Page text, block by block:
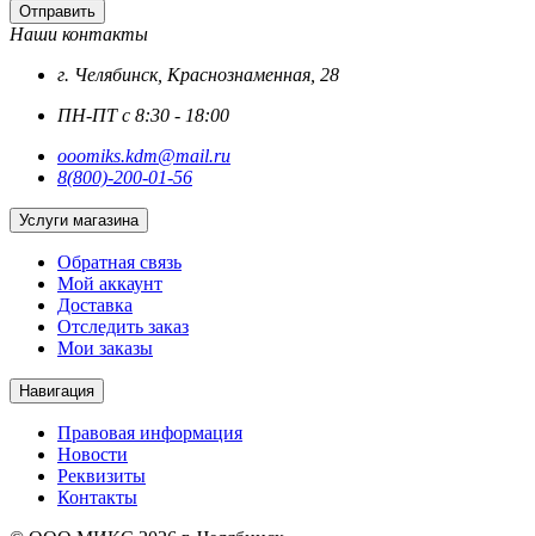
Отправить
Наши контакты
г. Челябинск, Краснознаменная, 28
ПН-ПТ с 8:30 - 18:00
ooomiks.kdm@mail.ru
8(800)-200-01-56
Услуги магазина
Обратная связь
Мой аккаунт
Доставка
Отследить заказ
Мои заказы
Навигация
Правовая информация
Новости
Реквизиты
Контакты